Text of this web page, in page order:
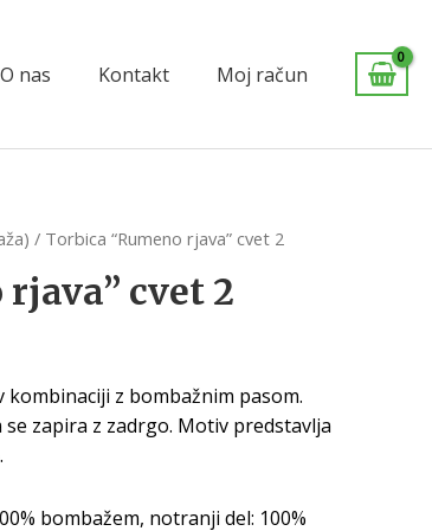
O nas Kontakt Moj račun
/ Torbica “Rumeno rjava” cvet 2
cvet 2
z bombažnim pasom.
zapira z zadrgo. Motiv predstavlja
bombažem, notranji del: 100%